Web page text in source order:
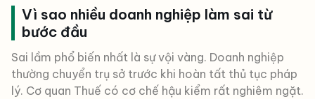
Vì sao nhiều doanh nghiệp làm sai từ
bước đầu
Sai lầm phổ biến nhất là sự vội vàng. Doanh nghiệp
thường chuyển trụ sở trước khi hoàn tất thủ tục pháp
lý. Cơ quan Thuế có cơ chế hậu kiểm rất nghiêm ngặt.